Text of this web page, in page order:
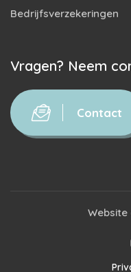
Bedrijfsverzekeringen
Vragen? Neem
Contact